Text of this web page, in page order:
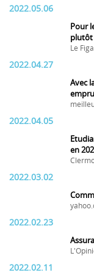
2022.05.06
Pour
plutôt
Le
2022.04.27
Avec
2022.04.05
en
2022.03.02
2022.02.23
2022.02.11